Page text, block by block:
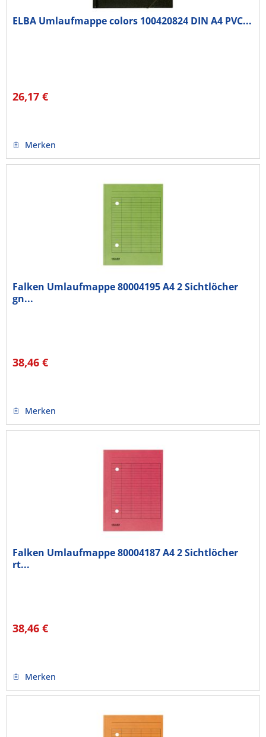
ELBA Umlaufmappe colors 100420824 DIN A4 PVC...
26,17 €
Merken
Falken Umlaufmappe 80004195 A4 2 Sichtlöcher
gn...
38,46 €
Merken
Falken Umlaufmappe 80004187 A4 2 Sichtlöcher
rt...
38,46 €
Merken